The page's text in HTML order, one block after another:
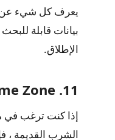
يعرف كل شيء عن
بيانات قابلة
الإطلاق.
11. Drinking Game Zone
إذا كنت ترغب
الشرب القديمة ،